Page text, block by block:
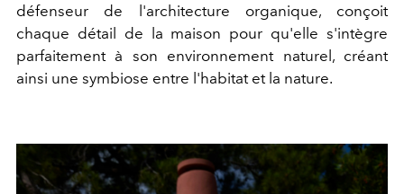
défenseur de l'architecture organique, conçoit
chaque détail de la maison pour qu'elle s'intègre
parfaitement à son environnement naturel, créant
ainsi une symbiose entre l'habitat et la nature.